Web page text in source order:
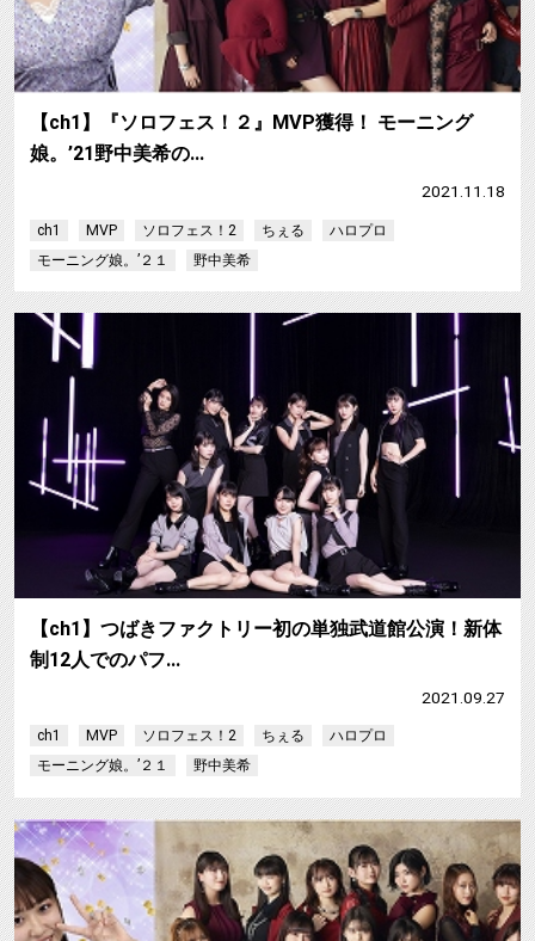
【ch1】『ソロフェス！２』MVP獲得！ モーニング
娘。’21野中美希の…
2021.11.18
ch1 MVP ソロフェス！2 ちぇる
ハロプロ
モーニング娘。’２１
野中美希
【ch1】つばきファクトリー初の単独武道館公演！新体
制12人でのパフ…
2021.09.27
ch1 MVP ソロフェス！2 ちぇる
ハロプロ
モーニング娘。’２１
野中美希